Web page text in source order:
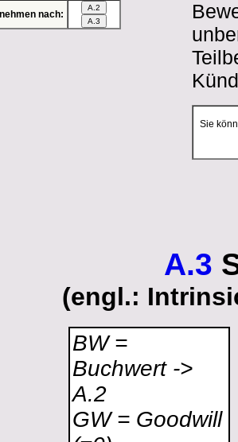
nach:
Sie
A.3
(engl.:
BW =
Buchwert ->
A.2
GW = Goodwill